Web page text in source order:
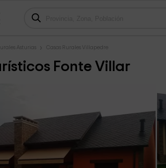
Asturias Casas Rurales Villapedre
Fonte Villar